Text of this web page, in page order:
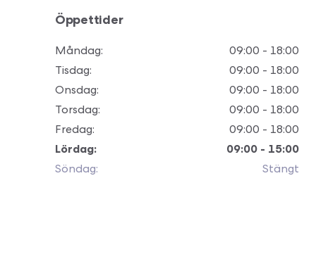
Öppettider
Måndag:
09:00 - 18:00
Tisdag:
09:00 - 18:00
Onsdag:
09:00 - 18:00
Torsdag:
09:00 - 18:00
Fredag:
09:00 - 18:00
Lördag:
09:00 - 15:00
Söndag: Stängt